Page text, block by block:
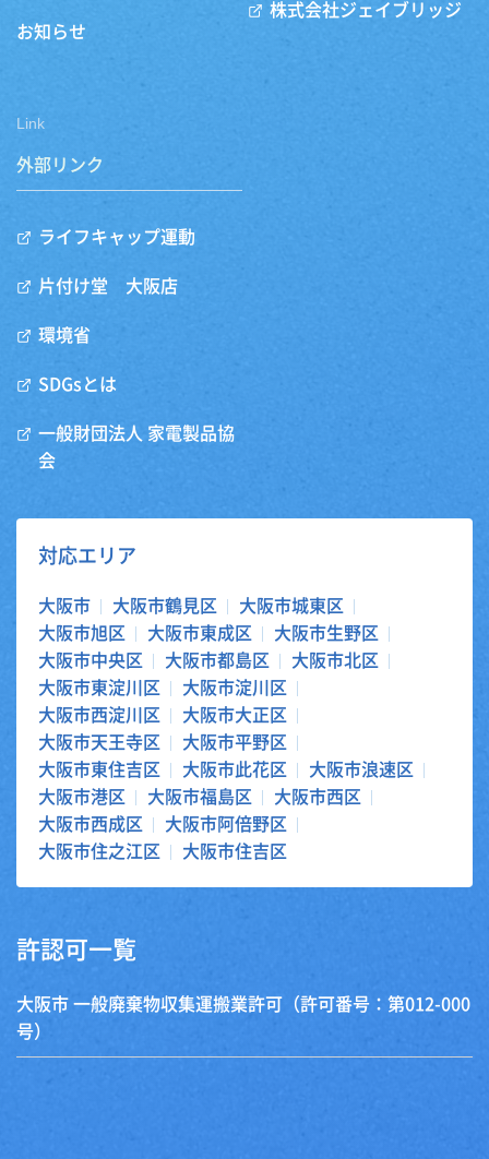
お知らせ
株式会社ジェイブリッジ
Link
外部リンク
ライフキャップ運動
片付け堂 大阪店
環境省
SDGsとは
一般財団法人 家電製品協
会
対応エリア
大阪市 大阪市鶴見区
大阪市城東区
大阪市旭区
大阪市東成区
大阪市生野区
大阪市中央区
大阪市都島区
大阪市北区
大阪市東淀川区
大阪市淀川区
大阪市西淀川区
大阪市大正区
大阪市天王寺区
大阪市平野区
大阪市東住吉区
大阪市此花区
大阪市浪速区
大阪市港区
大阪市福島区
大阪市西区
大阪市西成区
大阪市阿倍野区
大阪市住之江区
大阪市住吉区
許認可一覧
大阪市 一般廃棄物収集運搬業許可（許可番号：第012-000
号）